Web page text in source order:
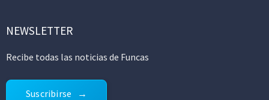
NEWSLETTER
Recibe todas las noticias de Funcas
Suscribirse